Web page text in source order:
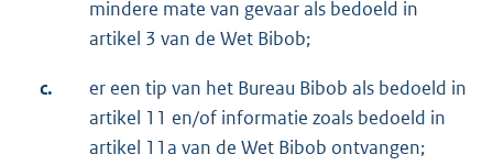
mindere mate van gevaar als bedoeld in
artikel 3 van de Wet Bibob;
c.
er een tip van het Bureau Bibob als bedoeld in
artikel 11 en/of informatie zoals bedoeld in
artikel 11a van de Wet Bibob ontvangen;